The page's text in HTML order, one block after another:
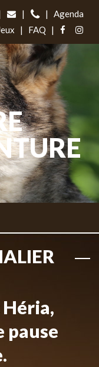
| |
Agenda
| FAQ |
pause